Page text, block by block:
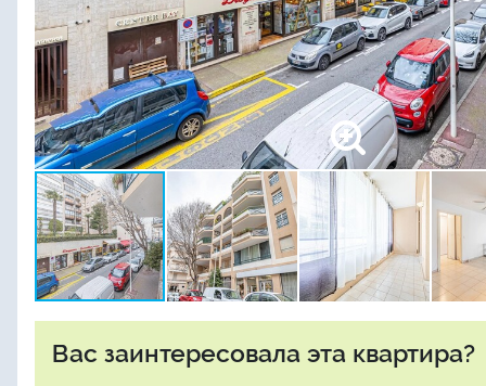
Вас заинтересовала эта квартира?